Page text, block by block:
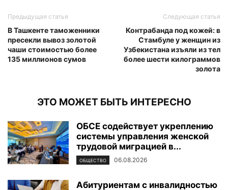
Предыдущая статья
В Ташкенте таможенники
пресекли вывоз золотой
чаши стоимостью более
135 миллионов сумов
Следующая статья
Контрабанда под кожей: в
Стамбуле у женщин из
Узбекистана изъяли из тел
более шести килограммов
золота
ЭТО МОЖЕТ БЫТЬ ИНТЕРЕСНО
ОБСЕ содействует укреплению
системы управления женской
трудовой миграцией в...
ОБЩЕСТВО 06.08.2026
Абитуриентам с инвалидностью